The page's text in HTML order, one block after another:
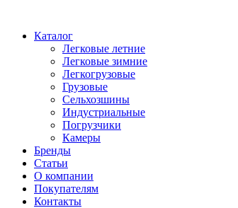
Каталог
Легковые летние
Легковые зимние
Легкогрузовые
Грузовые
Сельхозшины
Индустриальные
Погрузчики
Камеры
Бренды
Статьи
О компании
Покупателям
Контакты